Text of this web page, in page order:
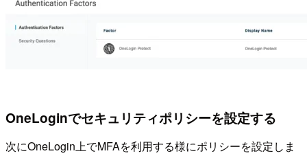
OneLoginでセキュリティポリシーを設定する
次にOneLogin上でMFAを利用する様にポリシーを設定しま